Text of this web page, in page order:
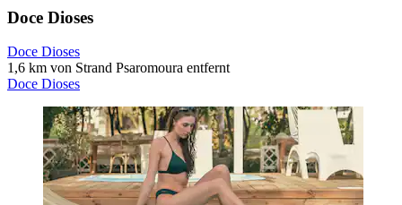
Doce Dioses
Doce Dioses
1,6 km von Strand Psaromoura entfernt
Doce Dioses